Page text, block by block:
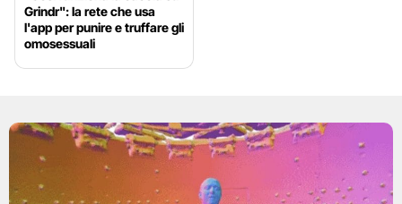
Grindr": la rete che usa
l'app per punire e truffare gli
omosessuali